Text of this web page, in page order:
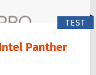
TEST
Panther